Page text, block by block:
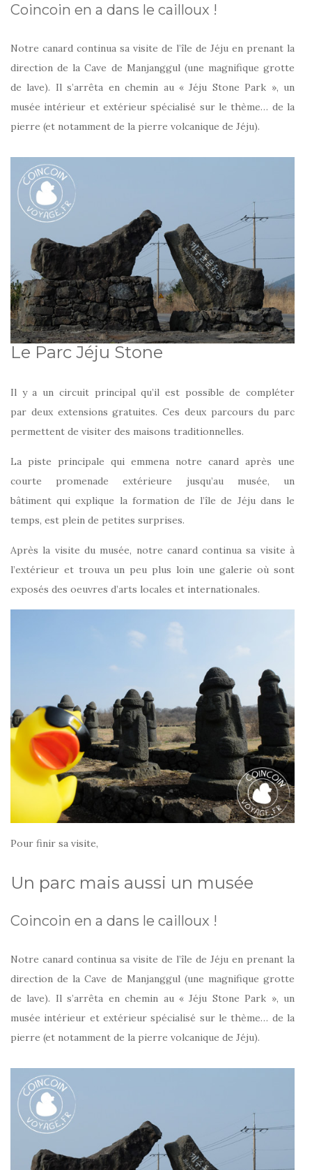
Coincoin en a dans le cailloux !
Notre canard continua sa visite de l’île de Jéju en prenant la
direction de la Cave de Manjanggul (une magnifique grotte
de lave). Il s’arrêta en chemin au « Jéju Stone Park », un
musée intérieur et extérieur spécialisé sur le thème… de la
pierre (et notamment de la pierre volcanique de Jéju).
Le Parc Jéju Stone
Il y a un circuit principal qu’il est possible de compléter
par deux extensions gratuites. Ces deux parcours du parc
permettent de visiter des maisons traditionnelles.
La piste principale qui emmena notre canard après une
courte promenade extérieure jusqu’au musée, un
bâtiment qui explique la formation de l’île de Jéju dans le
temps, est plein de petites surprises.
Après la visite du musée, notre canard continua sa visite à
l’extérieur et trouva un peu plus loin une galerie où sont
exposés des oeuvres d’arts locales et internationales.
Pour finir sa visite,
Un parc mais aussi un musée
Coincoin en a dans le cailloux !
Notre canard continua sa visite de l’île de Jéju en prenant la
direction de la Cave de Manjanggul (une magnifique grotte
de lave). Il s’arrêta en chemin au « Jéju Stone Park », un
musée intérieur et extérieur spécialisé sur le thème… de la
pierre (et notamment de la pierre volcanique de Jéju).